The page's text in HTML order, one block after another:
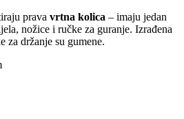
prava vrtna kolica – imaju jedan
nožice i ručke za guranje. Izrađena
za držanje su gumene.